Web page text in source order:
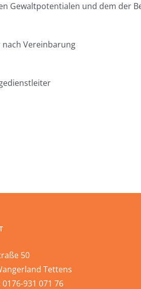
Gewaltpotentialen und dem der
Vereinbarung
50
Tettens
931 071 76